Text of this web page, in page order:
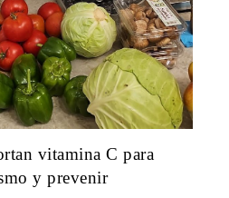
vitamina C para
y prevenir